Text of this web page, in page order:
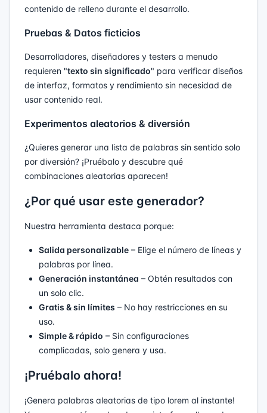
contenido de relleno durante el desarrollo.
Pruebas & Datos ficticios
Desarrolladores, diseñadores y testers a menudo
requieren "texto sin significado" para verificar diseños
de interfaz, formatos y rendimiento sin necesidad de
usar contenido real.
Experimentos aleatorios & diversión
¿Quieres generar una lista de palabras sin sentido solo
por diversión? ¡Pruébalo y descubre qué
combinaciones aleatorias aparecen!
¿Por qué usar este generador?
Nuestra herramienta destaca porque:
Salida personalizable – Elige el número de líneas y
palabras por línea.
Generación instantánea – Obtén resultados con
un solo clic.
Gratis & sin límites – No hay restricciones en su
uso.
Simple & rápido – Sin configuraciones
complicadas, solo genera y usa.
¡Pruébalo ahora!
¡Genera palabras aleatorias de tipo lorem al instante!